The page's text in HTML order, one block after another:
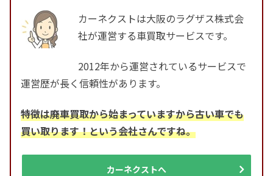
カーネクストは大阪のラグザス株式会
社が運営する車買取サービスです。
2012年から運営されているサービスで
運営歴が長く信頼性があります。
特徴は廃車買取から始まっていますから古い車でも
買い取ります！という会社さんですね。
カーネクストへ